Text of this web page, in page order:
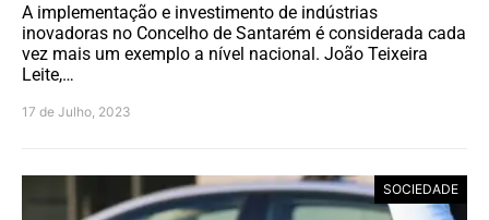
A implementação e investimento de indústrias
inovadoras no Concelho de Santarém é considerada cada
vez mais um exemplo a nível nacional. João Teixeira
Leite,…
17 de Julho, 2023
SOCIEDADE